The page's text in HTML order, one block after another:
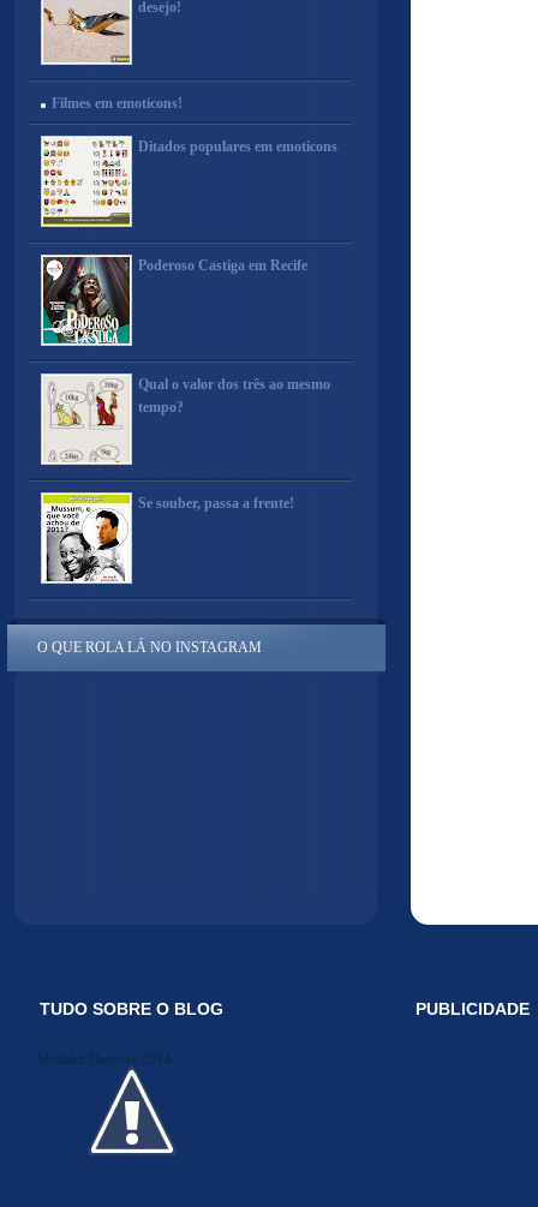
desejo!
Filmes em emoticons!
Ditados populares em emoticons
Poderoso Castiga em Recife
Qual o valor dos três ao mesmo
tempo?
Se souber, passa a frente!
O QUE ROLA LÁ NO INSTAGRAM
TUDO SOBRE O BLOG
Midiakit Danosse 2014
PUBLICIDADE